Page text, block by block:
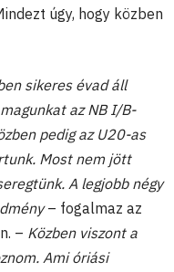
úgy, hogy közben
sikeres évad áll
az NB I/B-
pedig az U20-as
Most nem jött
A legjobb négy
– fogalmaz az
– Közben viszont a
Ami óriási